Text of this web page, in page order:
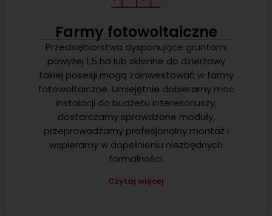
Farmy fotowoltaiczne
Przedsiębiorstwa dysponujące gruntami
powyżej 1,5 ha lub skłonne do dzierżawy
takiej posesji mogą zainwestować w farmy
fotowoltaiczne. Umiejętnie dobieramy moc
instalacji do budżetu interesariuszy,
dostarczamy sprawdzone moduły,
przeprowadzamy profesjonalny montaż i
wspieramy w dopełnieniu niezbędnych
formalności.
Czytaj więcej